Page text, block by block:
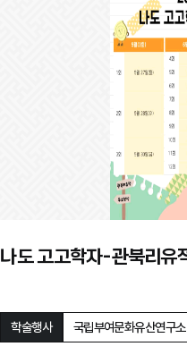
나도 고고학자-관북리유
학술행사 국립부여문화유산연구